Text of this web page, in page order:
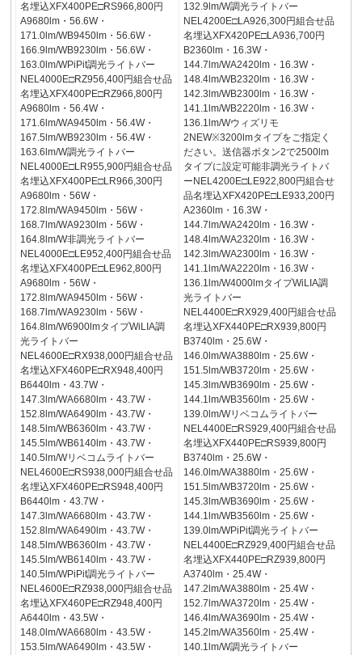
名埋込XFX400PE□RS966,800円
A9680lm・56.6W・
171.0lm/WB9450lm・56.6W・
166.9lm/WB9230lm・56.6W・
163.0lm/WPiPit調光ライトバー
NEL4000E□RZ956,400円組合せ品
名埋込XFX400PE□RZ966,800円
A9680lm・56.4W・
171.6lm/WA9450lm・56.4W・
167.5lm/WB9230lm・56.4W・
163.6lm/W調光ライトバー
NEL4000E□LR955,900円組合せ品
名埋込XFX400PE□LR966,300円
A9680lm・56W・
172.8lm/WA9450lm・56W・
168.7lm/WA9230lm・56W・
164.8lm/W非調光ライトバー
NEL4000E□LE952,400円組合せ品
名埋込XFX400PE□LE962,800円
A9680lm・56W・
172.8lm/WA9450lm・56W・
168.7lm/WA9230lm・56W・
164.8lm/W6900lmタイプWiLIA調
光ライトバー
NEL4600E□RX938,000円組合せ品
名埋込XFX460PE□RX948,400円
B6440lm・43.7W・
147.3lm/WA6680lm・43.7W・
152.8lm/WA6490lm・43.7W・
148.5lm/WB6360lm・43.7W・
145.5lm/WB6140lm・43.7W・
140.5lm/Wリベコムライトバー
NEL4600E□RS938,000円組合せ品
名埋込XFX460PE□RS948,400円
B6440lm・43.7W・
147.3lm/WA6680lm・43.7W・
152.8lm/WA6490lm・43.7W・
148.5lm/WB6360lm・43.7W・
145.5lm/WB6140lm・43.7W・
140.5lm/WPiPit調光ライトバー
NEL4600E□RZ938,000円組合せ品
名埋込XFX460PE□RZ948,400円
A6440lm・43.5W・
148.0lm/WA6680lm・43.5W・
153.5lm/WA6490lm・43.5W・
132.9lm/W調光ライトバー
NEL4200E□LA926,300円組合せ品
名埋込XFX420PE□LA936,700円
B2360lm・16.3W・
144.7lm/WA2420lm・16.3W・
148.4lm/WB2320lm・16.3W・
142.3lm/WB2300lm・16.3W・
141.1lm/WB2220lm・16.3W・
136.1lm/Wウィズリモ
2NEW※3200lmタイプをご指定く
ださい。送信器ボタン2で2500lm
タイプに設定可能非調光ライトバ
ーNEL4200E□LE922,800円組合せ
品名埋込XFX420PE□LE933,200円
A2360lm・16.3W・
144.7lm/WA2420lm・16.3W・
148.4lm/WA2320lm・16.3W・
142.3lm/WA2300lm・16.3W・
141.1lm/WA2220lm・16.3W・
136.1lm/W4000lmタイプWiLIA調
光ライトバー
NEL4400E□RX929,400円組合せ品
名埋込XFX440PE□RX939,800円
B3740lm・25.6W・
146.0lm/WA3880lm・25.6W・
151.5lm/WB3720lm・25.6W・
145.3lm/WB3690lm・25.6W・
144.1lm/WB3560lm・25.6W・
139.0lm/Wリベコムライトバー
NEL4400E□RS929,400円組合せ品
名埋込XFX440PE□RS939,800円
B3740lm・25.6W・
146.0lm/WA3880lm・25.6W・
151.5lm/WB3720lm・25.6W・
145.3lm/WB3690lm・25.6W・
144.1lm/WB3560lm・25.6W・
139.0lm/WPiPit調光ライトバー
NEL4400E□RZ929,400円組合せ品
名埋込XFX440PE□RZ939,800円
A3740lm・25.4W・
147.2lm/WA3880lm・25.4W・
152.7lm/WA3720lm・25.4W・
146.4lm/WA3690lm・25.4W・
145.2lm/WA3560lm・25.4W・
140.1lm/W調光ライトバー